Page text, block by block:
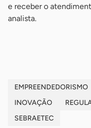
e receber o
analista.
EMPREENDEDORISMO
INOVAÇÃO
SEBRAETEC